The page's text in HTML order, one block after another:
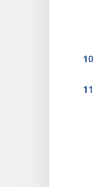
10
11